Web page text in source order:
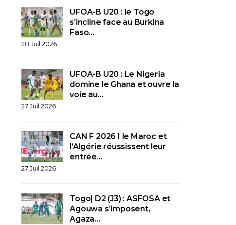
UFOA-B U20 : le Togo
s’incline face au Burkina
Faso…
28 Juil 2026
UFOA-B U20 : Le Nigeria
domine le Ghana et ouvre la
voie au…
27 Juil 2026
CAN F 2026 I le Maroc et
l’Algérie réussissent leur
entrée…
27 Juil 2026
Togo| D2 (J3) : ASFOSA et
Agouwa s’imposent,
Agaza…